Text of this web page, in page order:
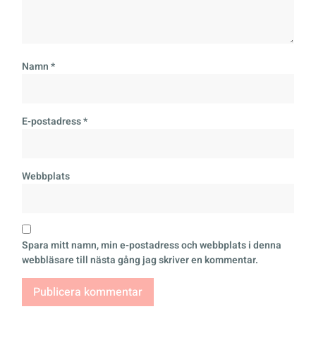
Namn*
E-postadress*
Webbplats
Spara mitt namn, min e-postadress och webbplats i denna
webbläsare till nästa gång jag skriver en kommentar.